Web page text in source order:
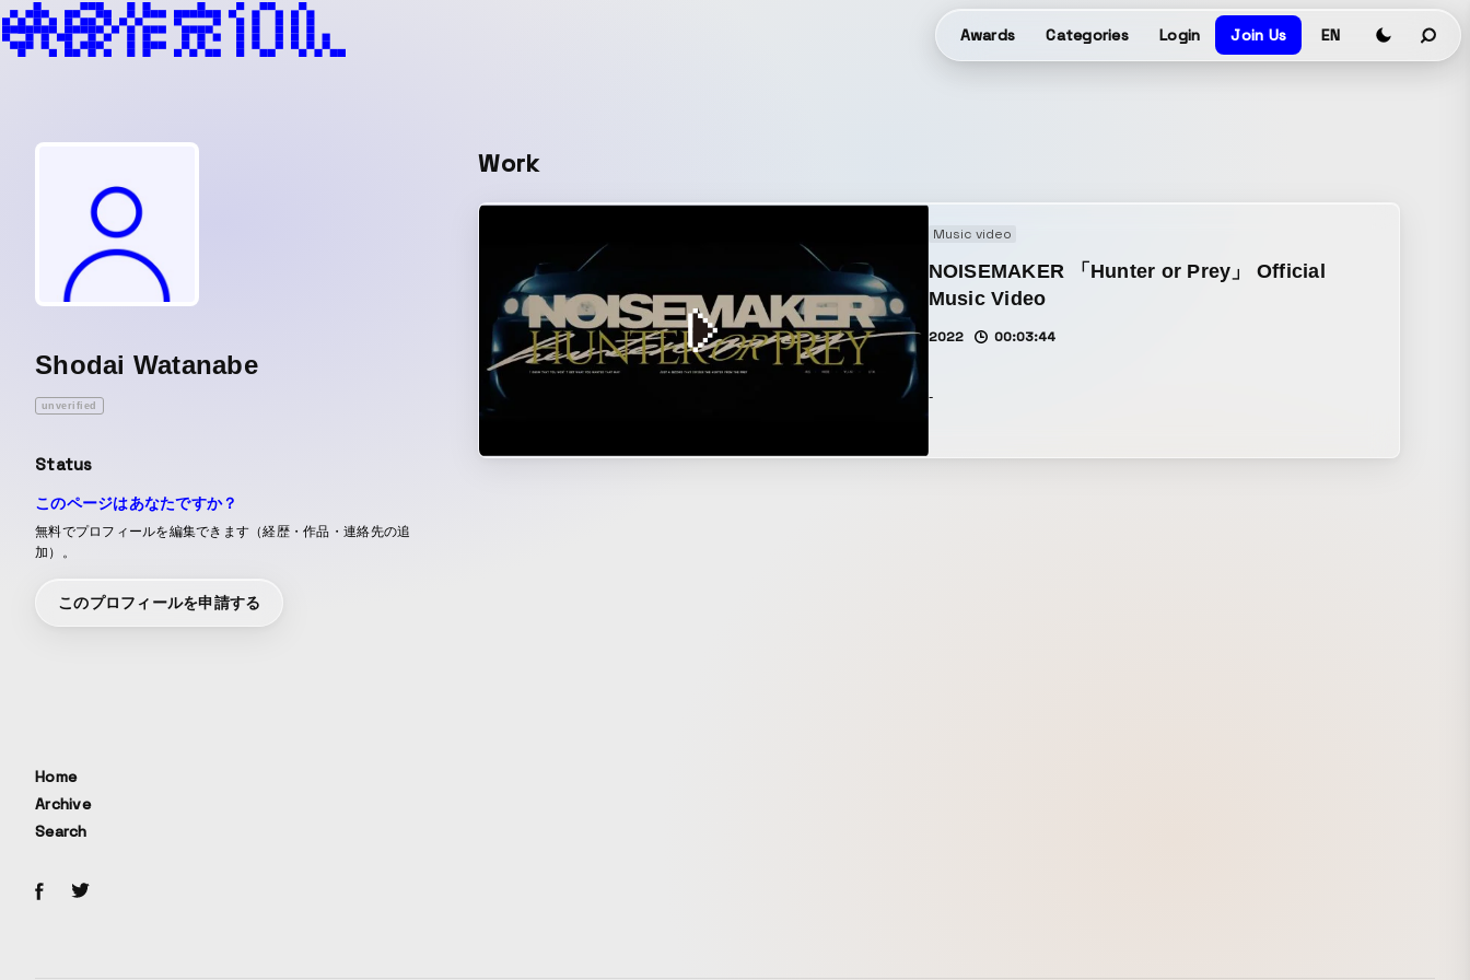
Awards Categories Login Join Us EN
Shodai Watanabe
unverified
Status
このページはあなたですか？
無料でプロフィールを編集できます（経歴・作品・連絡先の追
加）。
このプロフィールを申請する
Work
Music video
NOISEMAKER 「Hunter or Prey」 Official
Music Video
2022 00:03:44
-
Home
Archive
Search